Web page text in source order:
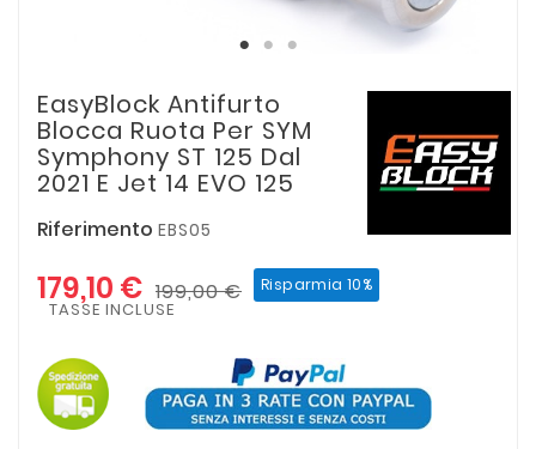
EasyBlock Antifurto
Blocca Ruota Per SYM
Symphony ST 125 Dal
2021 E Jet 14 EVO 125
Riferimento EBS05
179,10 € 199,00 € Risparmia 10%
TASSE INCLUSE